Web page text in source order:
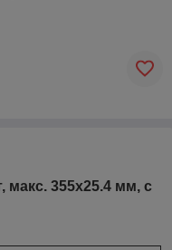
макс. 355х25.4 мм, с